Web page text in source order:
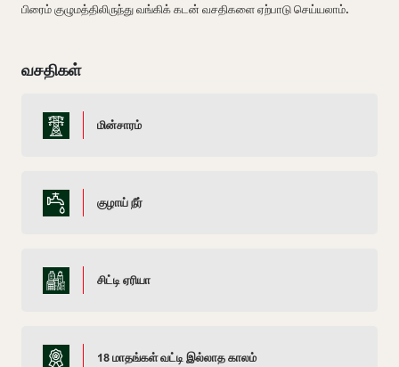
பிரைம் குழுமத்திலிருந்து வங்கிக் கடன் வசதிகளை ஏற்பாடு செய்யலாம்.
வசதிகள்
மின்சாரம்
குழாய் நீர்
சிட்டி ஏரியா
18 மாதங்கள் வட்டி இல்லாத காலம்